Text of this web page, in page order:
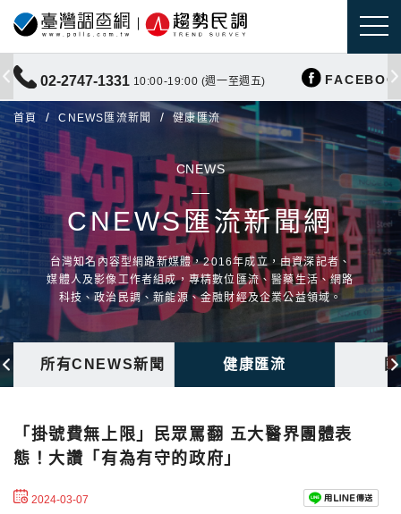
02-2747-1331 10:00-19:00 (週一至週五)
首頁 CNEWS匯流新聞 健康匯流
CNEWS
CNEWS匯流新聞網
台灣知名內容型網路新媒體，2016年成立，由資深記者、
媒體人及影像工作者組成，專精數位匯流、醫藥生活、網路
科技、政治民調、新能源、金融財經及企業公益領域。
所有CNEWS新聞 健康匯流
「掛號費無上限」民眾罵翻 五大醫界團體表
態！大讚「有為有守的政府」
2024-03-07